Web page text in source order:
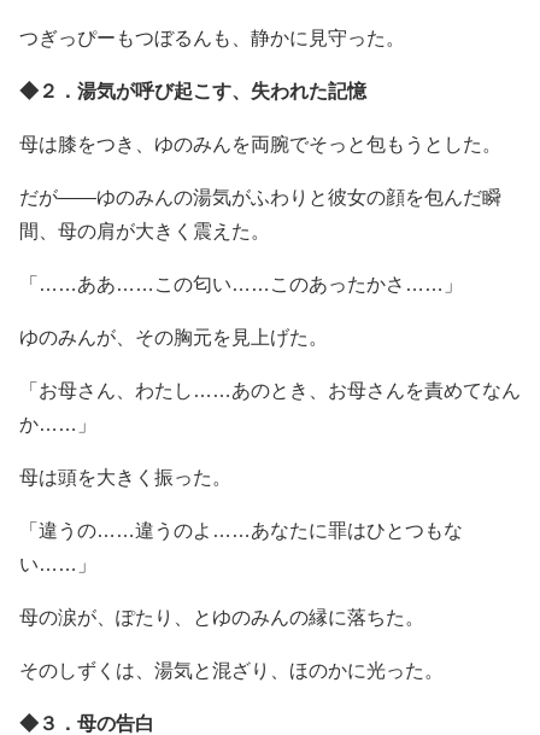
つぎっぴーもつぼるんも、静かに見守った。
◆２．湯気が呼び起こす、失われた記憶
母は膝をつき、ゆのみんを両腕でそっと包もうとした。
だが――ゆのみんの湯気がふわりと彼女の顔を包んだ瞬
間、母の肩が大きく震えた。
「……ああ……この匂い……このあったかさ……」
ゆのみんが、その胸元を見上げた。
「お母さん、わたし……あのとき、お母さんを責めてなん
か……」
母は頭を大きく振った。
「違うの……違うのよ……あなたに罪はひとつもな
い……」
母の涙が、ぽたり、とゆのみんの縁に落ちた。
そのしずくは、湯気と混ざり、ほのかに光った。
◆３．母の告白